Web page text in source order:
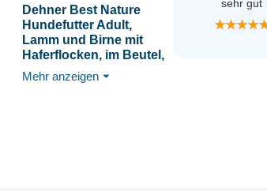
Dehner Best Nature
Hundefutter Adult,
Lamm und Birne mit
Haferflocken, im Beutel,
12 x 150 g (1.8 kg)
Mehr anzeigen ⏷
sehr gut